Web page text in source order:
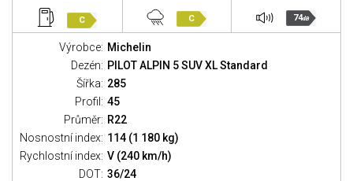
C C 74dB
Výrobce: Michelin
Dezén: PILOT ALPIN 5 SUV XL Standard
Šířka: 285
Profil: 45
Průměr: R22
Nosnostní index: 114 (1 180 kg)
Rychlostní index: V (240 km/h)
DOT: 36/24